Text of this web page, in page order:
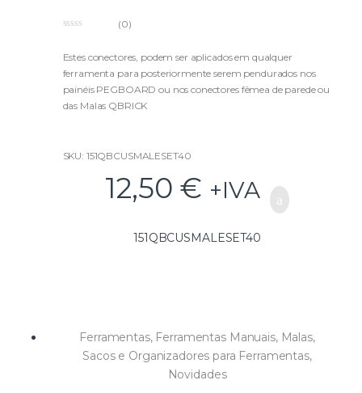
u
o
f
5
(0)
Estes conectores, podem ser aplicados em qualquer
ferramenta para posteriormente serem pendurados nos
painéis PEGBOARD ou nos conectores fêmea de parede ou
das Malas QBRICK
SKU: 151QBCUSMALESET40
12,50 € +IVA
151QBCUSMALESET40
Ferramentas, Ferramentas Manuais, Malas,
Sacos e Organizadores para Ferramentas,
Novidades